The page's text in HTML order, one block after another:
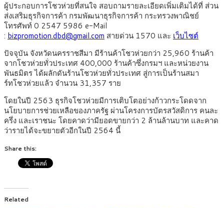
ผู้ประกอบการโชวห่วยที่สนใจ สอบถามรายละเอียดเพิ่มเติมได้ที่ ส่วน
ส่งเสริมธุรกิจการค้า กรมพัฒนาธุรกิจการค้า กระทรวงพาณิชย์
โทรศัพท์ 0 2547 5986 e-Mail
: bizpromotion.dbd@gmail.com สายด่วน 1570 และ เว็บไซต์
ปัจจุบัน จังหวัดนครราชสีมา มีร้านค้าโชวห่วยกว่า 25,960 ร้านค้า
จากโชวห่วยทั่วประเทศ 400,000 ร้านค้าซึ่งกรมฯ และหน่วยงาน
พันธมิตร ได้ผลักดันร้านโชวห่วยทั่วประเทศ สู่การเป็นร้านสมา
ร์ทโชวห่วยแล้ว จำนวน 31,357 ราย
โดยในปี 2563 ธุรกิจโชวห่วยมีการเติบโตอย่างก้าวกระโดดจาก
นโยบายการช่วยเหลือของภาครัฐ ผ่านโครงการบัตรสวัสดิการ คนละ
ครึ่ง และเราชนะ โดยคาดว่ามียอดขายกว่า 2 ล้านล้านบาท และคาด
ว่ารายได้จะขยายตัวอีกในปี 2564 นี้
Share this:
Related